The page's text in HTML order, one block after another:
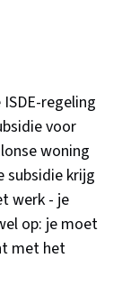
regeling
voor
woning
subsidie krijg
werk - je
op: je moet
met het